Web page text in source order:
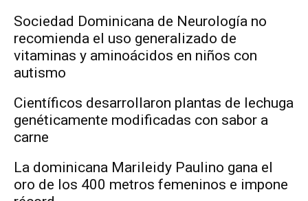
Sociedad Dominicana de Neurología no
recomienda el uso generalizado de
vitaminas y aminoácidos en niños con
autismo
Científicos desarrollaron plantas de lechuga
genéticamente modificadas con sabor a
carne
La dominicana Marileidy Paulino gana el
oro de los 400 metros femeninos e impone